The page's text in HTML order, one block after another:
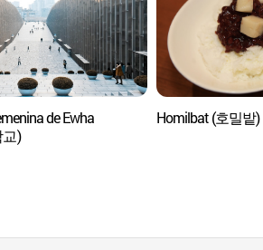
de Ewha
)
Homilbat (호밀밭)